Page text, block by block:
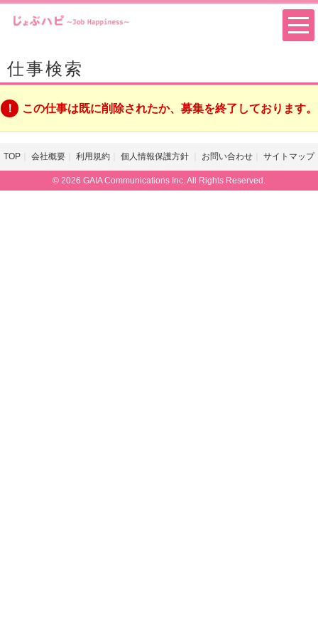
仕事検索
この仕事は既に削除されたか、募集を終了しております。
TOP 会社概要 利用規約 個人情報保護方針 お問い合わせ サイトマップ
© 2026 GAIA Communications Inc. All Rights Reserved.